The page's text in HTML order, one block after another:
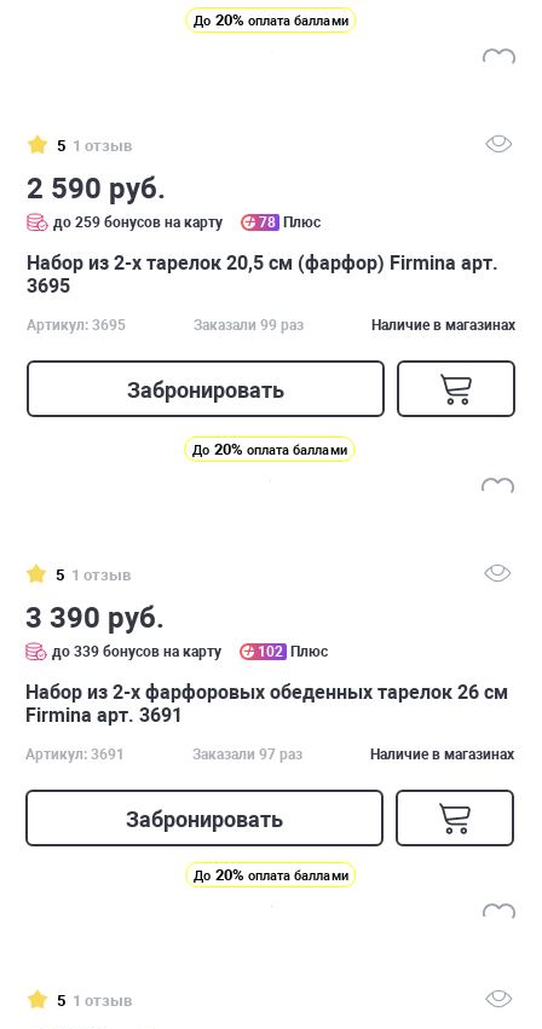
До 20% оплата баллами
5 1 отзыв
2 590 руб.
до 259 бонусов на карту 78 Плюс
Набор из 2-х тарелок 20,5 см (фарфор) Firmina арт.
3695
Артикул: 3695 Заказали 99 раз Наличие в магазинах
Забронировать
До 20% оплата баллами
5 1 отзыв
3 390 руб.
до 339 бонусов на карту 102 Плюс
Набор из 2-х фарфоровых обеденных тарелок 26 см
Firmina арт. 3691
Артикул: 3691 Заказали 97 раз Наличие в магазинах
Забронировать
До 20% оплата баллами
5 1 отзыв